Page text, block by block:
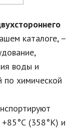
каталоге, –
воды и
по химической
(358°К) и